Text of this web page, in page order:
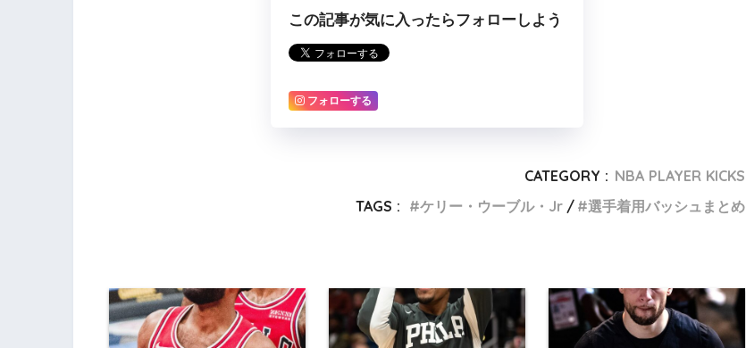
この記事が気に入ったらフォローしよう
フォローする
CATEGORY : NBA PLAYER KICKS
TAGS :
ケリー・ウーブル・Jr 選手着用バッシュまとめ